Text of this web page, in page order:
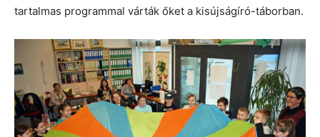
tartalmas programmal várták őket a kisújságíró-táborban.